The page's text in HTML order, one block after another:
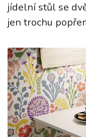
jídelní stůl se
jen trochu